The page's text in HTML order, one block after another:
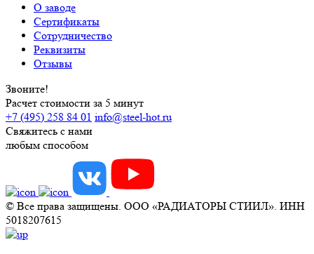
О заводе
Сертификаты
Сотрудничество
Реквизиты
Отзывы
Звоните!
Расчет стоимости за 5 минут
+7 (495) 258 84 01 info@steel-hot.ru
Свяжитесь с нами
любым способом
© Все права защищены. ООО «РАДИАТОРЫ СТИИЛ». ИНН
5018207615